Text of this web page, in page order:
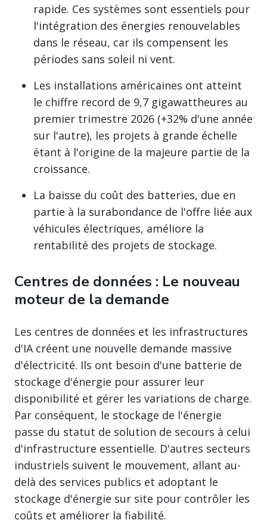
rapide. Ces systèmes sont essentiels pour
l'intégration des énergies renouvelables
dans le réseau, car ils compensent les
périodes sans soleil ni vent.
Les installations américaines ont atteint
le chiffre record de 9,7 gigawattheures au
premier trimestre 2026 (+32% d'une année
sur l'autre), les projets à grande échelle
étant à l'origine de la majeure partie de la
croissance.
La baisse du coût des batteries, due en
partie à la surabondance de l'offre liée aux
véhicules électriques, améliore la
rentabilité des projets de stockage.
Centres de données : Le nouveau
moteur de la demande
Les centres de données et les infrastructures
d'IA créent une nouvelle demande massive
d'électricité. Ils ont besoin d'une batterie de
stockage d'énergie pour assurer leur
disponibilité et gérer les variations de charge.
Par conséquent, le stockage de l'énergie
passe du statut de solution de secours à celui
d'infrastructure essentielle. D'autres secteurs
industriels suivent le mouvement, allant au-
delà des services publics et adoptant le
stockage d'énergie sur site pour contrôler les
coûts et améliorer la fiabilité.